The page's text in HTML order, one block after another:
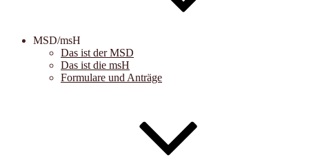
MSD/msH
Das ist der MSD
Das ist die msH
Formulare und Anträge